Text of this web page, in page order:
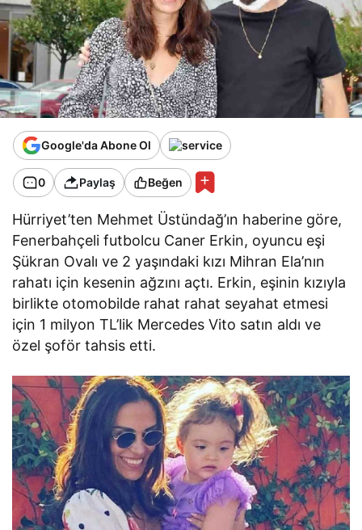
Google'da Abone Ol
0 Paylaş Beğen
Hürriyet’ten Mehmet Üstündağ’ın haberine göre,
Fenerbahçeli futbolcu Caner Erkin, oyuncu eşi
Şükran Ovalı ve 2 yaşındaki kızı Mihran Ela’nın
rahatı için kesenin ağzını açtı. Erkin, eşinin kızıyla
birlikte otomobilde rahat rahat seyahat etmesi
için 1 milyon TL’lik Mercedes Vito satın aldı ve
özel şoför tahsis etti.